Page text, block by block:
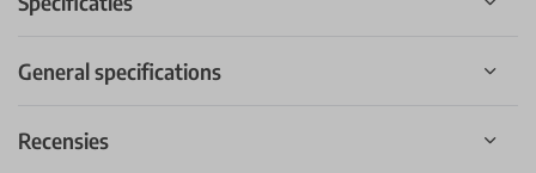
General specifications
Recensies